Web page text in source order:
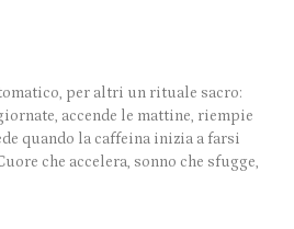
per altri un rituale sacro:
accende le mattine, riempie
quando la caffeina inizia a farsi
che accelera, sonno che sfugge,